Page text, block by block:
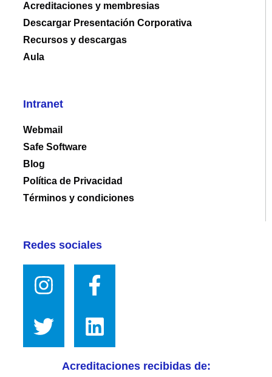
Acreditaciones y membresias
Descargar Presentación Corporativa
Recursos y descargas
Aula
Intranet
Webmail
Safe Software
Blog
Política de Privacidad
Términos y condiciones
Redes sociales
Acreditaciones recibidas de: